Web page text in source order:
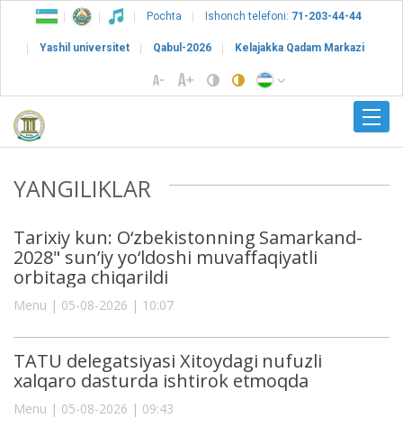
Pochta Ishonch telefoni: 71-203-44-44
Yashil universitet Qabul-2026 Kelajakka Qadam Markazi
YANGILIKLAR
Tarixiy kun: O‘zbekistonning Samarkand-
2028" sun’iy yo‘ldoshi muvaffaqiyatli
orbitaga chiqarildi
Menu | 05-08-2026 | 10:07
TATU delegatsiyasi Xitoydagi nufuzli
xalqaro dasturda ishtirok etmoqda
Menu | 05-08-2026 | 09:43